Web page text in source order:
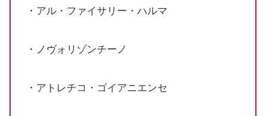
・アル・ファイサリー・ハルマ
・ノヴォリゾンチーノ
・アトレチコ・ゴイアニエンセ